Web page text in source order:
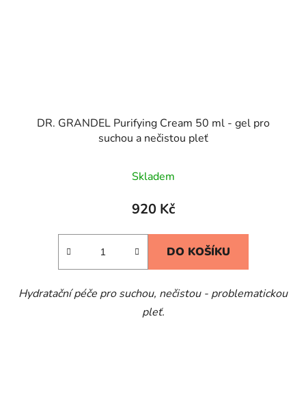
DR. GRANDEL Purifying Cream 50 ml - gel pro
suchou a nečistou pleť
Skladem
920 Kč
DO KOŠÍKU
Hydratační péče pro suchou, nečistou - problematickou
pleť.